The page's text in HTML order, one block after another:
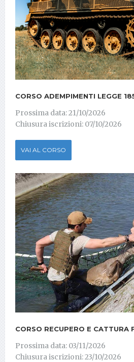
CORSO ADEMPIMENTI LEGGE
Prossima data: 21/10/2026
Chiusura iscrizioni: 07/10/2026
VAI AL CORSO
CORSO RECUPERO E CATTURA
Prossima data: 03/11/2026
Chiusura iscrizioni: 23/10/2026